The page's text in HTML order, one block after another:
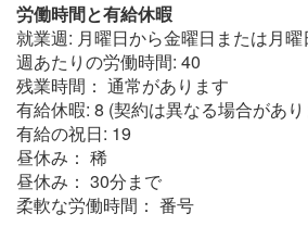
労働時間と有給休暇
就業週: 月曜日から金曜日または月曜
週あたりの労働時間: 40
残業時間： 通常があります
有給休暇: 8 (契約は異なる場合があ
有給の祝日: 19
昼休み： 稀
昼休み： 30分まで
柔軟な労働時間： 番号